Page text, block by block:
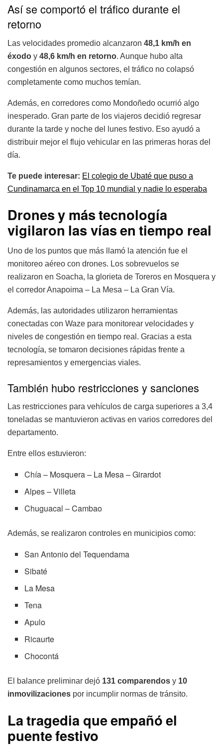
Así se comportó el tráfico durante el
retorno
Las velocidades promedio alcanzaron 48,1 km/h en
éxodo y 48,6 km/h en retorno. Aunque hubo alta
congestión en algunos sectores, el tráfico no colapsó
completamente como muchos temían.
Además, en corredores como Mondoñedo ocurrió algo
inesperado. Gran parte de los viajeros decidió regresar
durante la tarde y noche del lunes festivo. Eso ayudó a
distribuir mejor el flujo vehicular en las primeras horas del
día.
Te puede interesar: El colegio de Ubaté que puso a
Cundinamarca en el Top 10 mundial y nadie lo esperaba
Drones y más tecnología
vigilaron las vías en tiempo real
Uno de los puntos que más llamó la atención fue el
monitoreo aéreo con drones. Los sobrevuelos se
realizaron en Soacha, la glorieta de Toreros en Mosquera y
el corredor Anapoima – La Mesa – La Gran Vía.
Además, las autoridades utilizaron herramientas
conectadas con Waze para monitorear velocidades y
niveles de congestión en tiempo real. Gracias a esta
tecnología, se tomaron decisiones rápidas frente a
represamientos y emergencias viales.
También hubo restricciones y sanciones
Las restricciones para vehículos de carga superiores a 3,4
toneladas se mantuvieron activas en varios corredores del
departamento.
Entre ellos estuvieron:
Chía – Mosquera – La Mesa – Girardot
Alpes – Villeta
Chuguacal – Cambao
Además, se realizaron controles en municipios como:
San Antonio del Tequendama
Sibaté
La Mesa
Tena
Apulo
Ricaurte
Chocontá
El balance preliminar dejó 131 comparendos y 10
inmovilizaciones por incumplir normas de tránsito.
La tragedia que empañó el
puente festivo